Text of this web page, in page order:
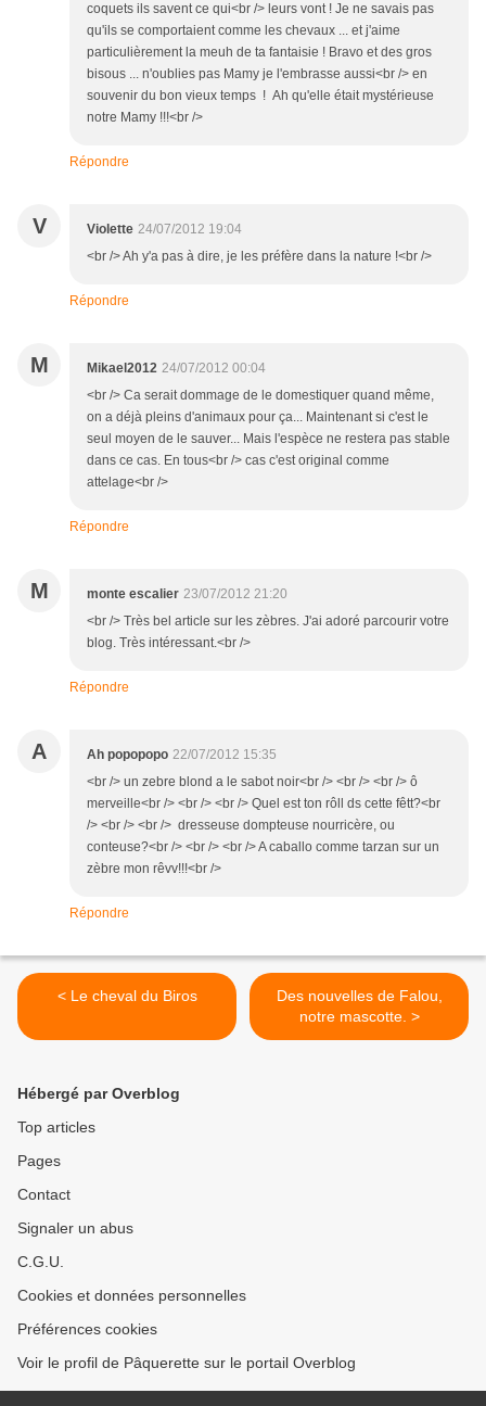
coquets ils savent ce qui<br /> leurs vont ! Je ne savais pas
qu'ils se comportaient comme les chevaux ... et j'aime
particulièrement la meuh de ta fantaisie ! Bravo et des gros
bisous ... n'oublies pas Mamy je l'embrasse aussi<br /> en
souvenir du bon vieux temps ! Ah qu'elle était mystérieuse
notre Mamy !!!<br />
Répondre
V Violette 24/07/2012 19:04
<br /> Ah y'a pas à dire, je les préfère dans la nature !<br />
Répondre
M Mikael2012 24/07/2012 00:04
<br /> Ca serait dommage de le domestiquer quand même,
on a déjà pleins d'animaux pour ça... Maintenant si c'est le
seul moyen de le sauver... Mais l'espèce ne restera pas stable
dans ce cas. En tous<br /> cas c'est original comme
attelage<br />
Répondre
M monte escalier 23/07/2012 21:20
<br /> Très bel article sur les zèbres. J'ai adoré parcourir votre
blog. Très intéressant.<br />
Répondre
A Ah popopopo 22/07/2012 15:35
<br /> un zebre blond a le sabot noir<br /> <br /> <br /> ô
merveille<br /> <br /> <br /> Quel est ton rôll ds cette fêtt?<br
/> <br /> <br /> dresseuse dompteuse nourricère, ou
conteuse?<br /> <br /> <br /> A caballo comme tarzan sur un
zèbre mon rêvv!!!<br />
Répondre
< Le cheval du Biros
Des nouvelles de Falou,
notre mascotte. >
Hébergé par Overblog
Top articles
Pages
Contact
Signaler un abus
C.G.U.
Cookies et données personnelles
Préférences cookies
Voir le profil de Pâquerette sur le portail Overblog